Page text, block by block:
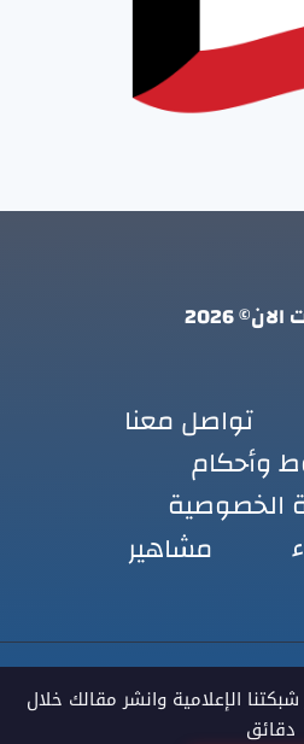
2026
تواصل معنا
وأحكام
الخصوصية
مشاهير
الإعلامية وانشر مقالك خلال
دقائق